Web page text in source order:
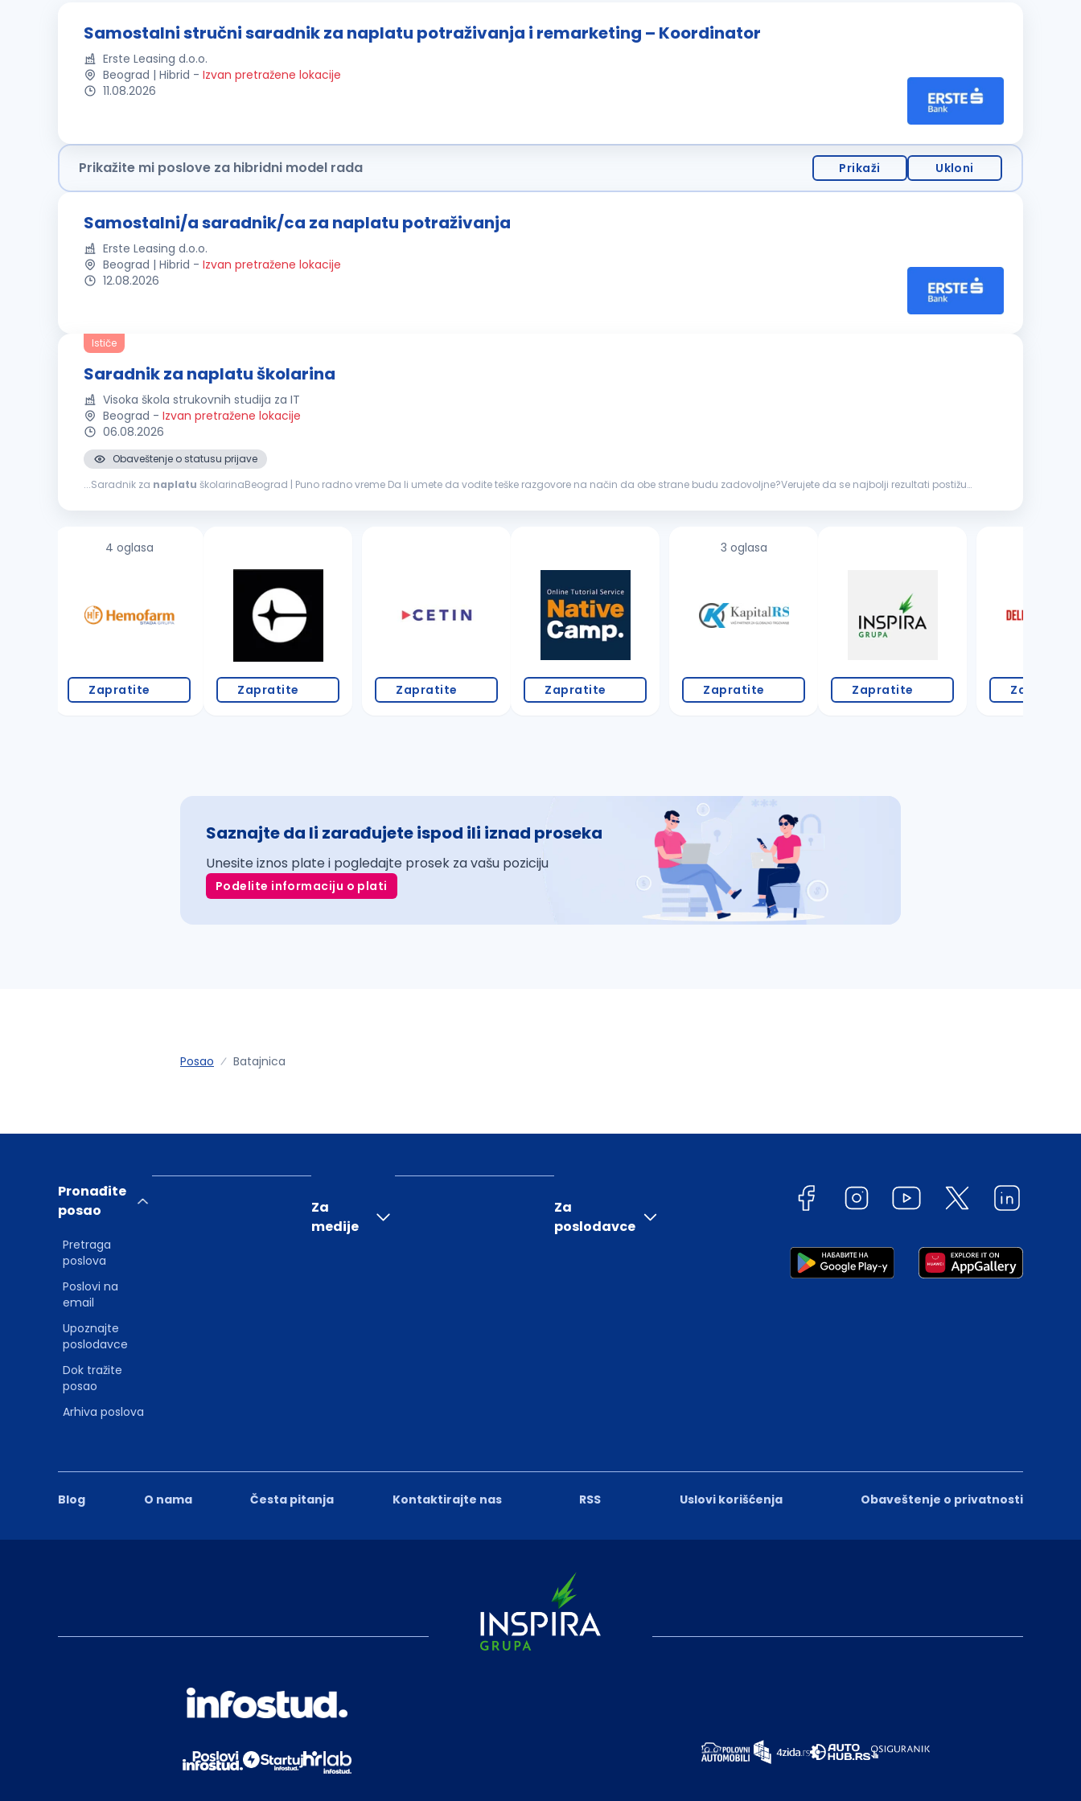
Samostalni stručni saradnik za naplatu potraživanja i remarketing – Koordinator
Erste Leasing d.o.o.
Beograd | Hibrid - Izvan pretražene lokacije
11.08.2026
Prikažite mi poslove za hibridni model rada Prikaži Ukloni
Samostalni/a saradnik/ca za naplatu potraživanja
Erste Leasing d.o.o.
Beograd | Hibrid - Izvan pretražene lokacije
12.08.2026
Ističe
Saradnik za naplatu školarina
Visoka škola strukovnih studija za IT
Beograd - Izvan pretražene lokacije
06.08.2026
Obaveštenje o statusu prijave
...Saradnik za naplatu školarinaBeograd | Puno radno vreme Da li umete da vodite teške razgovore na način da obe strane budu zadovoljne?Verujete da se najbolji rezultati postižu
4 oglasa
Zapratite Zapratite Zapratite Zapratite
3 oglasa
Zapratite Zapratite Zapratite
Saznajte da li zarađujete ispod ili iznad proseka
Unesite iznos plate i pogledajte prosek za vašu poziciju
Podelite informaciju o plati
Posao Batajnica
Blog O nama Česta pitanja Kontaktirajte nas RSS Uslovi korišćenja Obaveštenje o privatnosti
Pronađite
posao
Pretraga
poslova
Poslovi na
email
Upoznajte
poslodavce
Dok tražite
posao
Arhiva poslova
Za
medije
Za
poslodavce